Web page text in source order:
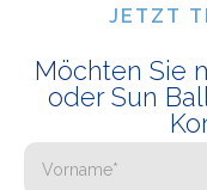
JETZT
Möchten Sie
oder Sun